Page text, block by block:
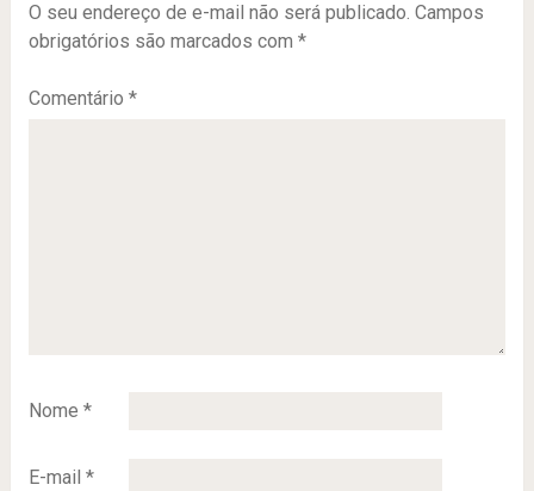
O seu endereço de e-mail não será publicado. Campos
obrigatórios são marcados com *
Comentário *
Nome *
E-mail *